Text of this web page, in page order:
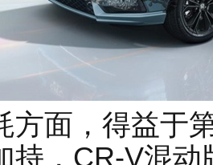
方面，得益于
持，CR-V混